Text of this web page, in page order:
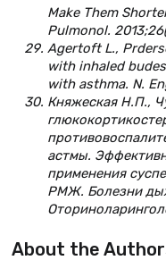
Make Them
Pulmonol.
Agertoft L.,
with inhaled
with asthma. N.
Княжеская Н.П.,
астмы.
применения
РМЖ. Болезни
About the